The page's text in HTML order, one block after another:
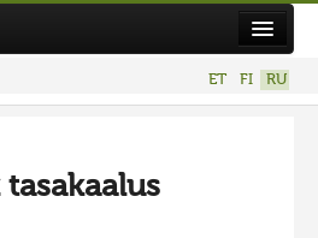
ET FI RU
tasakaalus